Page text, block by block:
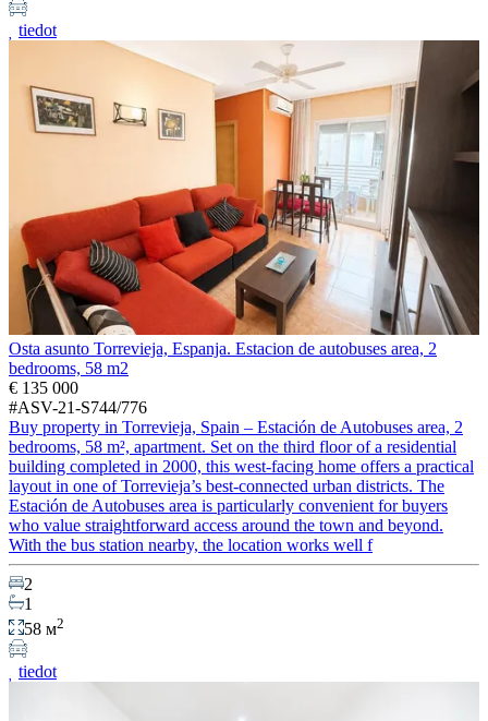
tiedot
Osta asunto Torrevieja, Espanja. Estacion de autobuses area, 2
bedrooms, 58 m2
€ 135 000
#ASV-21-S744/776
Buy property in Torrevieja, Spain – Estación de Autobuses area, 2
bedrooms, 58 m², apartment. Set on the third floor of a residential
building completed in 2000, this west-facing home offers a practical
layout in one of Torrevieja’s best-connected urban districts. The
Estación de Autobuses area is particularly convenient for buyers
who value straightforward access around the town and beyond.
With the bus station nearby, the location works well f
2
1
58 м2
tiedot